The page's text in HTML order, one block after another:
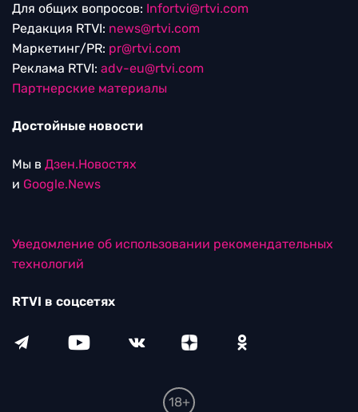
Для общих вопросов: Infortvi@rtvi.com
Редакция RTVI: news@rtvi.com
Маркетинг/PR: pr@rtvi.com
Реклама RTVI: adv-eu@rtvi.com
Партнерские материалы
Достойные новости
Мы в Дзен.Новостях
и Google.News
Уведомление об использовании рекомендательных
технологий
RTVI в соцсетях
18+